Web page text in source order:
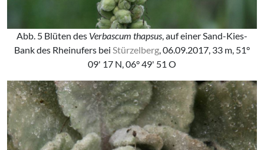
Abb. 5 Blüten des Verbascum thapsus, auf einer Sand-Kies-
Bank des Rheinufers bei Stürzelberg, 06.09.2017, 33 m, 51°
09' 17 N, 06° 49' 51 O